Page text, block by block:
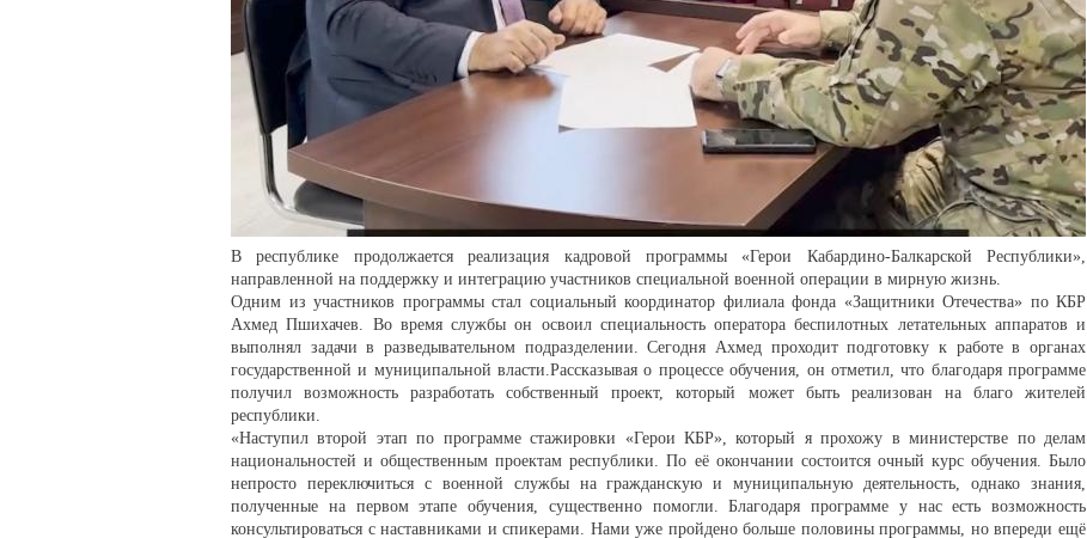
В республике продолжается реализация кадровой программы «Герои Кабардино-Балкарской Республики»,
направленной на поддержку и интеграцию участников специальной военной операции в мирную жизнь.
Одним из участников программы стал социальный координатор филиала фонда «Защитники Отечества» по КБР
Ахмед Пшихачев. Во время службы он освоил специальность оператора беспилотных летательных аппаратов и
выполнял задачи в разведывательном подразделении. Сегодня Ахмед проходит подготовку к работе в органах
государственной и муниципальной власти.Рассказывая о процессе обучения, он отметил, что благодаря программе
получил возможность разработать собственный проект, который может быть реализован на благо жителей
республики.
«Наступил второй этап по программе стажировки «Герои КБР», который я прохожу в министерстве по делам
национальностей и общественным проектам республики. По её окончании состоится очный курс обучения. Было
непросто переключиться с военной службы на гражданскую и муниципальную деятельность, однако знания,
полученные на первом этапе обучения, существенно помогли. Благодаря программе у нас есть возможность
консультироваться с наставниками и спикерами. Нами уже пройдено больше половины программы, но впереди ещё